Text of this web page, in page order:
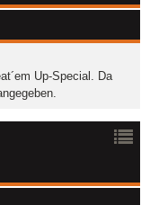
Up-Special. Da